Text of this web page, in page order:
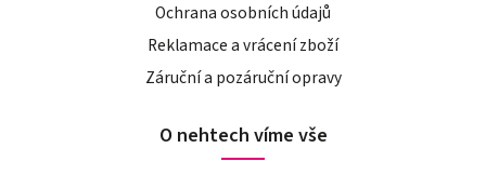
Ochrana osobních údajů
Reklamace a vrácení zboží
Záruční a pozáruční opravy
O nehtech víme vše